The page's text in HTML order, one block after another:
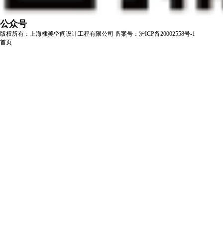
公众号
版权所有：上海棣美空间设计工程有限公司 备案号：沪ICP备20002558号-1
首页